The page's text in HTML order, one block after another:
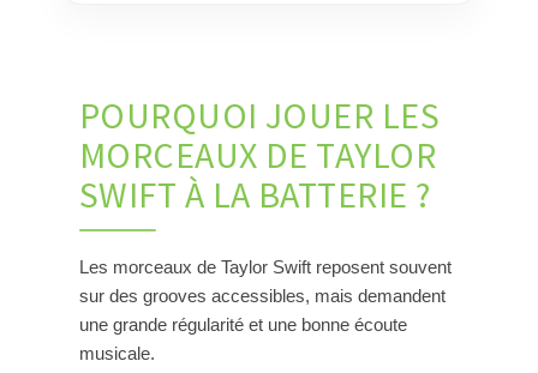
POURQUOI JOUER LES
MORCEAUX DE TAYLOR
SWIFT À LA BATTERIE ?
Les morceaux de Taylor Swift reposent souvent
sur des grooves accessibles, mais demandent
une grande régularité et une bonne écoute
musicale.